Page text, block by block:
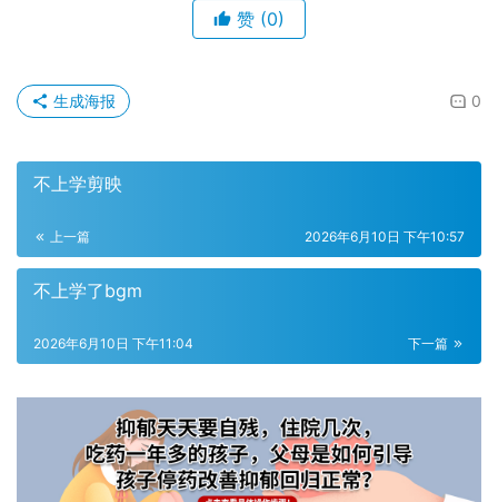
赞 (0)
0
生成海报
不上学剪映
上一篇 2026年6月10日 下午10:57
不上学了bgm
下一篇
2026年6月10日 下午11:04